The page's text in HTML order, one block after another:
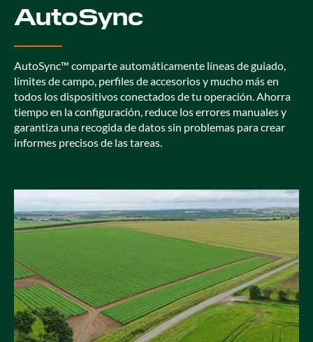
AutoSync
AutoSync™ comparte automáticamente líneas de guiado,
límites de campo, perfiles de accesorios y mucho más en
todos los dispositivos conectados de tu operación. Ahorra
tiempo en la configuración, reduce los errores manuales y
garantiza una recogida de datos sin problemas para crear
informes precisos de las tareas.